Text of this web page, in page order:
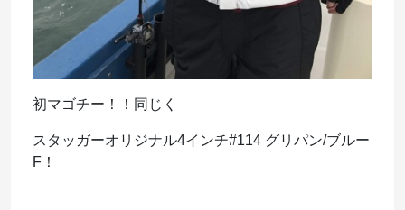
初マゴチー！！同じく
スタッガーオリジナル4インチ#114 グリパン/ブルー
F！